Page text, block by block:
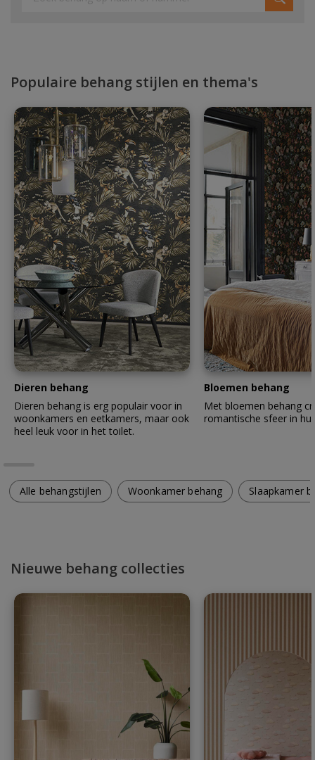
Populaire behang stijlen en thema's
Dieren behang
Dieren behang is erg populair voor in
woonkamers en eetkamers, maar ook
heel leuk voor in het toilet.
Bloemen behang
Met bloemen behang
romantische sfeer in
Alle behangstijlen Woonkamer behang Slaapkamer
Nieuwe behang collecties